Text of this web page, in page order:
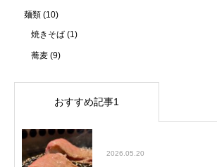
麺類 (10)
焼きそば (1)
蕎麦 (9)
おすすめ記事1
2026.05.20